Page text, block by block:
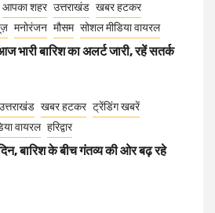
आपका शहर उत्तराखंड खबर हटकर
मनोरंजन मौसम सोशल मीडिया वायरल
भारी बारिश का अलर्ट जारी, रहें सतर्क
खबर हटकर ट्रेंडिंग खबरें
वायरल हरिद्वार
बारिश के बीच गंतव्य की ओर बढ़ रहे